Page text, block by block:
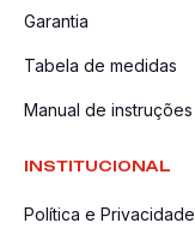
Garantia
Tabela de medidas
Manual de instruções
INSTITUCIONAL
Política e Privacidade